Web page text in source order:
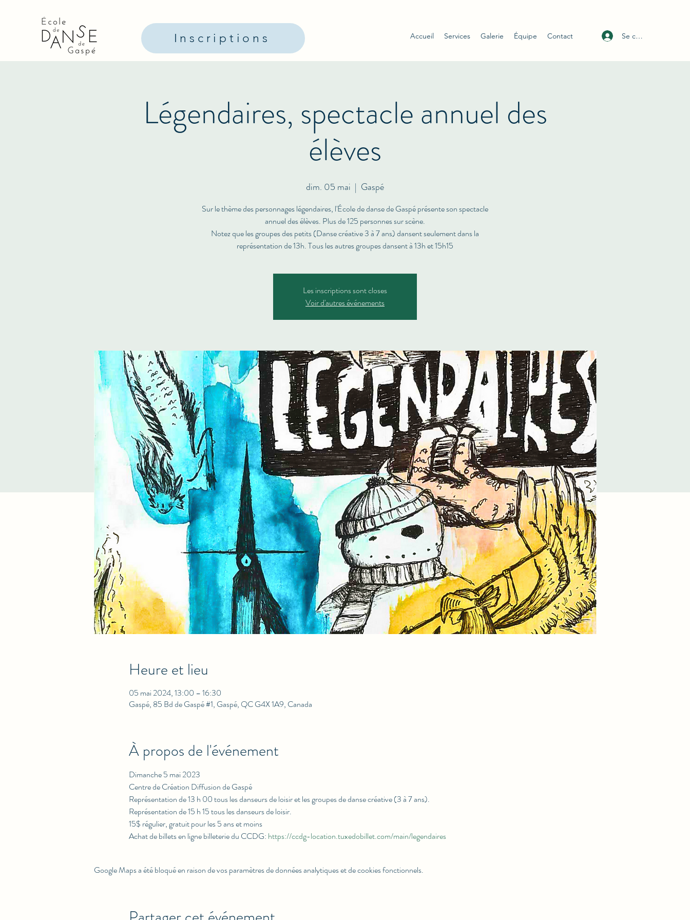
Accueil Services Galerie Équipe Contact
Inscriptions Se connecter
Légendaires, spectacle annuel des
élèves
dim. 05 mai
  |
Gaspé
Sur le thème des personnages légendaires, l'École de danse de Gaspé présente son spectacle
annuel des élèves. Plus de 125 personnes sur scène.
Notez que les groupes des petits (Danse créative 3 à 7 ans) dansent seulement dans la
représentation de 13h. Tous les autres groupes dansent à 13h et 15h15
Les inscriptions sont closes
Voir d'autres événements
Heure et lieu
05 mai 2024, 13:00 – 16:30
Gaspé, 85 Bd de Gaspé #1, Gaspé, QC G4X 1A9, Canada
À propos de l'événement
Dimanche 5 mai 2023
Centre de Création Diffusion de Gaspé
Représentation de 13 h 00 tous les danseurs de loisir et les groupes de danse créative (3 à 7 ans).
Représentation de 15 h 15 tous les danseurs de loisir.
15$ régulier, gratuit pour les 5 ans et moins
Achat de billets en ligne billeterie du CCDG: https://ccdg-location.tuxedobillet.com/main/legendaires
Google Maps a été bloqué en raison de vos paramètres de données analytiques et de cookies fonctionnels.